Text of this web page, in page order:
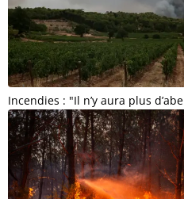
Incendies : "Il n’y aura plus